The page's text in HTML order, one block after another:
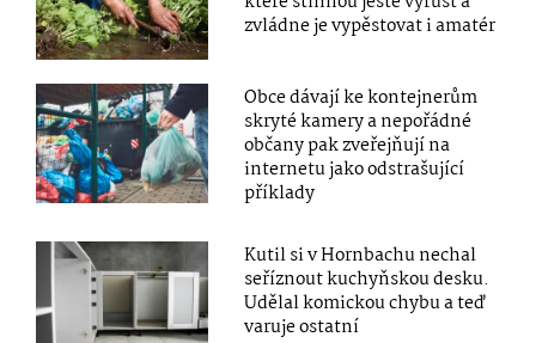
zvládne je vypěstovat i amatér
Obce dávají ke kontejnerům
skryté kamery a nepořádné
občany pak zveřejňují na
internetu jako odstrašující
příklady
Kutil si v Hornbachu nechal
seříznout kuchyňskou desku.
Udělal komickou chybu a teď
varuje ostatní